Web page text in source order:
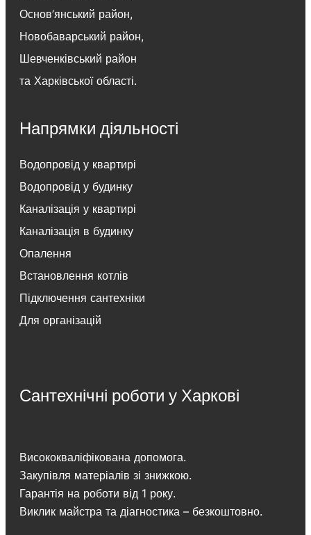
Основ’янський район,
Новобаварський район,
Шевченківський район
та Харківської області.
Напрямки діяльності
Водопровід у квартирі
Водопровід у будинку
Каналізація у квартирі
Каналізація в будинку
Опалення
Встановлення котлів
Підключення сантехніки
Для організацій
Сантехнічні роботи у Харкові
Висококваліфікована допомога.
Закупівля матеріалів зі знижкою.
Гарантія на роботи від 1 року.
Виклик майстра та діагностика – безкоштовно.